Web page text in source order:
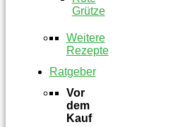
Grütze
Weitere
Rezepte
Ratgeber
Vor
dem
Kauf